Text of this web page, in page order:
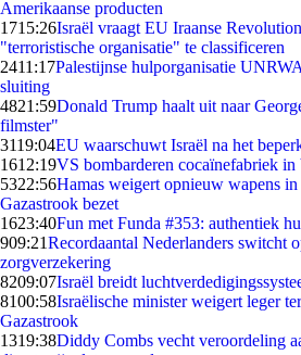
Amerikaanse producten
1715:26Israël vraagt EU Iraanse
"terroristische organisatie" te classificeren
2411:17Palestijnse hulporganisatie
sluiting
4821:59Donald Trump haalt uit naar
filmster"
3119:04EU waarschuwt Israël na het
1612:19VS bombarderen cocaïnefabriek in
5322:56Hamas weigert opnieuw wapens
Gazastrook bezet
1623:40Fun met Funda #353: authentiek
909:21Recordaantal Nederlanders switcht
zorgverzekering
8209:07Israël breidt
8100:58Israëlische minister weigert leger
Gazastrook
1319:38Diddy Combs vecht veroordeling